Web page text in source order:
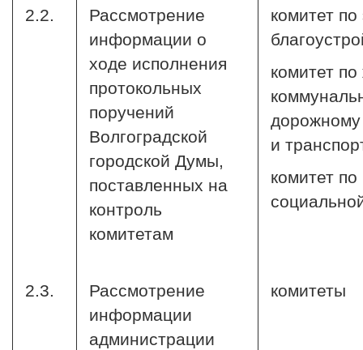
2.2.
Рассмотрение
информации о
ходе исполнения
протокольных
поручений
Волгоградской
городской Думы,
поставленных на
контроль
комитетам
комитет по
комитет
дорожному
и
комитет по
2.3.
Рассмотрение
информации
администрации
комитеты